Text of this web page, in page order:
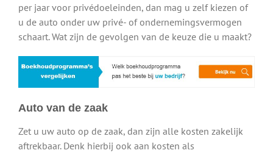
per jaar voor privédoeleinden, dan mag u zelf kiezen of
u de auto onder uw privé- of ondernemingsvermogen
schaart. Wat zijn de gevolgen van de keuze die u maakt?
Auto van de zaak
Zet u uw auto op de zaak, dan zijn alle kosten zakelijk
aftrekbaar. Denk hierbij ook aan kosten als